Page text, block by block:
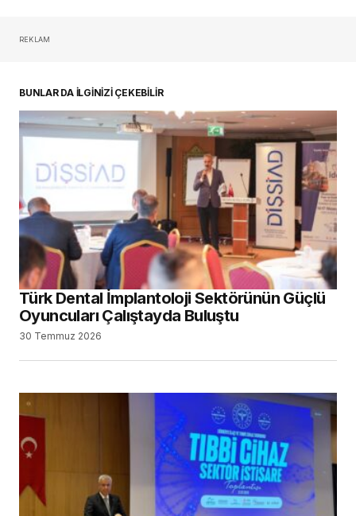
REKLAM
BUNLAR DA İLGİNİZİ ÇEKEBİLİR
Türk Dental İmplantoloji Sektörünün Güçlü
Oyuncuları Çalıştayda Buluştu
30 Temmuz 2026